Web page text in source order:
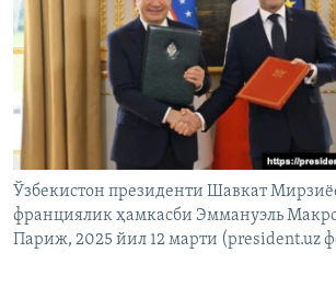
Ўзбекистон президенти Шавкат
франциялик ҳамкасби Эммануэль
Париж, 2025 йил 12 марти (president.uz